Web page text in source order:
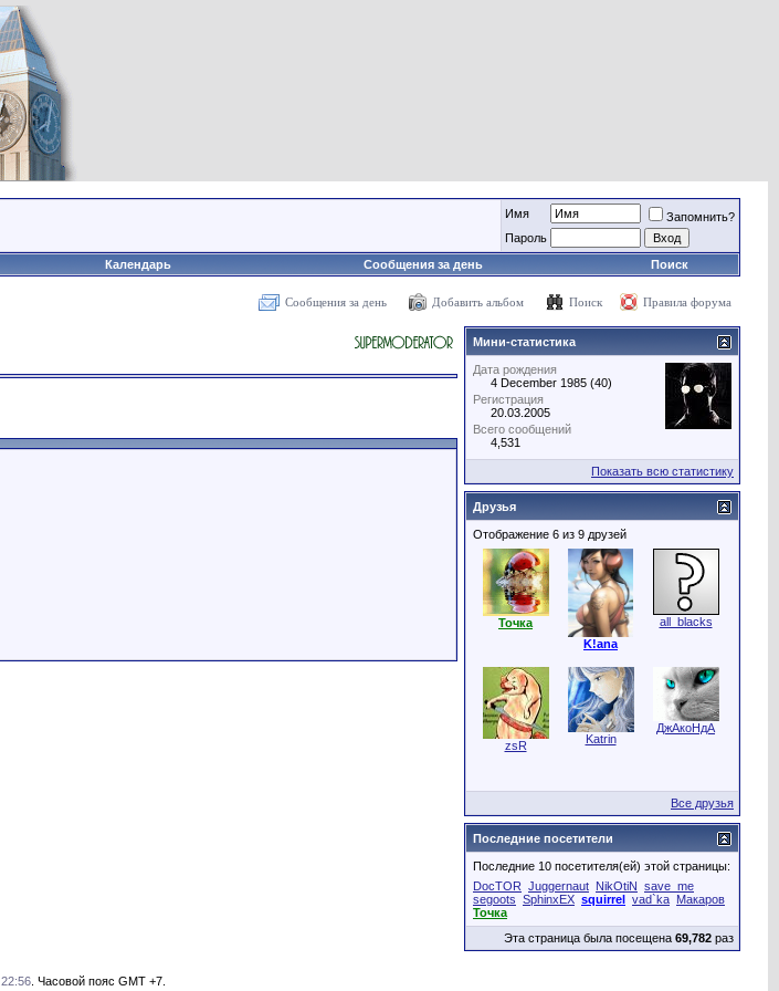
Имя
Запомнить?
Пароль
Календарь Сообщения за день Поиск
Сообщения за день Добавить альбом Поиск Правила форума
Мини-статистика
Дата рождения
4 December 1985 (40)
Регистрация
20.03.2005
Всего сообщений
4,531
Показать всю статистику
Друзья
Отображение 6 из 9 друзей
Точка
K!ana
all_blacks
zsR
Katrin
ДжАкоНдА
Все друзья
Последние посетители
Последние 10 посетителя(ей) этой страницы:
DocTOR Juggernaut NikOtiN save_me
segoots SphinxEX squirrel vad`ka Макаров
Точка
Эта страница была посещена 69,782 раз
22:56 . Часовой пояс GMT +7.